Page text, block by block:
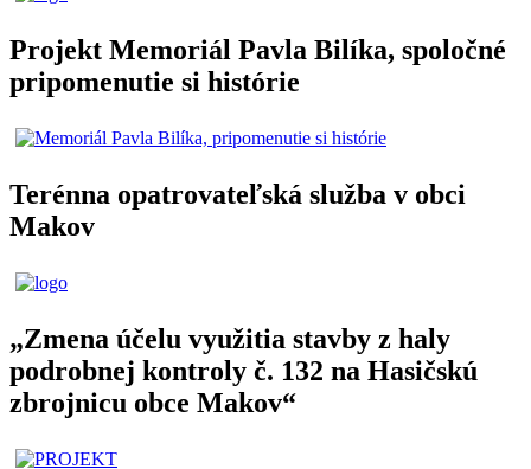
Projekt Memoriál Pavla Bilíka, spoločné
pripomenutie si histórie
Terénna opatrovateľská služba v obci
Makov
„Zmena účelu využitia stavby z haly
podrobnej kontroly č. 132 na Hasičskú
zbrojnicu obce Makov“